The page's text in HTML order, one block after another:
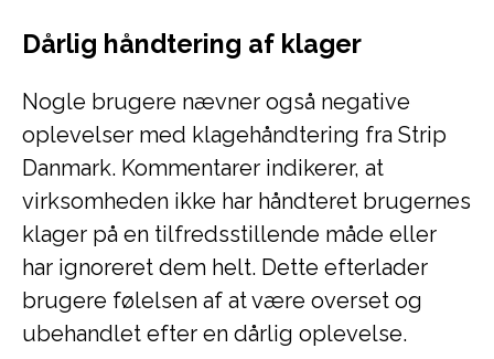
Dårlig håndtering af klager
Nogle brugere nævner også negative
oplevelser med klagehåndtering fra Strip
Danmark. Kommentarer indikerer, at
virksomheden ikke har håndteret brugernes
klager på en tilfredsstillende måde eller
har ignoreret dem helt. Dette efterlader
brugere følelsen af at være overset og
ubehandlet efter en dårlig oplevelse.